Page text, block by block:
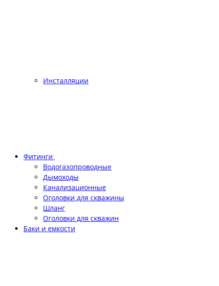
Инсталляции
Фитинги
Водогазопроводные
Дымоходы
Канализационные
Оголовки для скважины
Шланг
Оголовки для скважин
Баки и емкости